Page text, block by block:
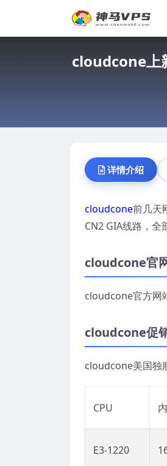
cloudcone上
详情介绍
cloudcone前几天
CN2 GIA线路，全
cloudcone官
cloudcone官方网
cloudcone促
cloudcone美国独
CPU
E3-1220